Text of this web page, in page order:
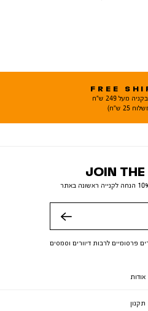
FREE
מעל 249 ש"ח
25 ש"ח)
JOIN THE
פרסומיים לרבות דיוורים וסמסים
אודות
תקנון